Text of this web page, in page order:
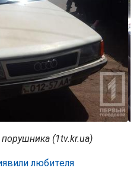
(1tv.kr.ua)
любителя